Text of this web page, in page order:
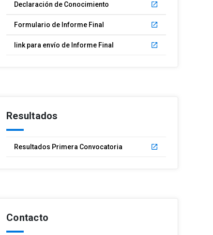
Declaración de Conocimiento launch
Formulario de Informe Final launch
link para envío de Informe Final launch
Resultados
Resultados Primera Convocatoria launch
Contacto